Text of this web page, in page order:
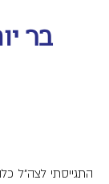
בר
התגייסתי לצה"ל